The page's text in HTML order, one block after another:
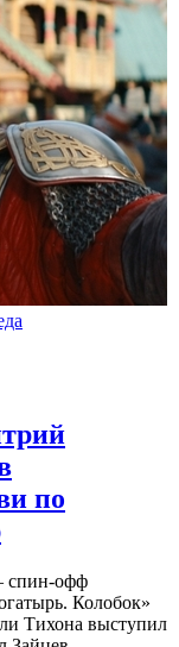
по
спин-офф
Колобок»
Тихона выступил